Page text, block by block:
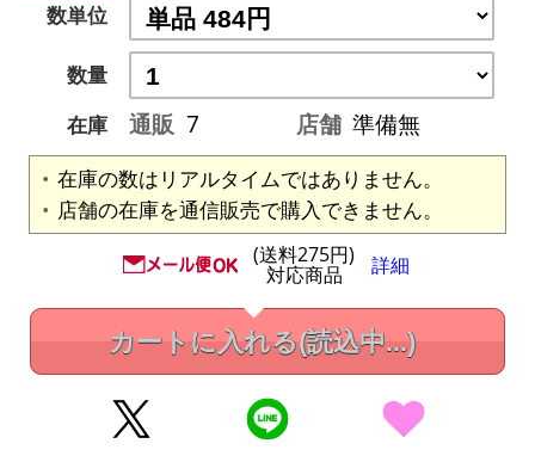
数単位
数量
在庫
通販 7 店舗 準備無
在庫の数はリアルタイムではありません。
店舗の在庫を通信販売で購入できません。
(送料275円)
対応商品 詳細
カートに入れる(読込中...)